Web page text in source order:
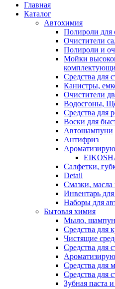
Главная
Каталог
Автохимия
Полироли для
Очистители
Полироли и
Мойки
Средства для
Канистры,
Очистители
Водосгоны,
Средства для
Воски для
Автошампуни
Антифриз
Салфетки,
Detail
Смазки,
Инвентарь для
Наборы для
Бытовая химия
Мыло,
Средства для
Чистящие
Средства для
Средства для
Средства для
Зубная паста